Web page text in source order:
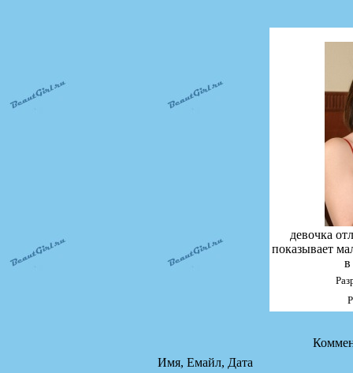
девочка
показывает
в
Имя, Емайл, Дата